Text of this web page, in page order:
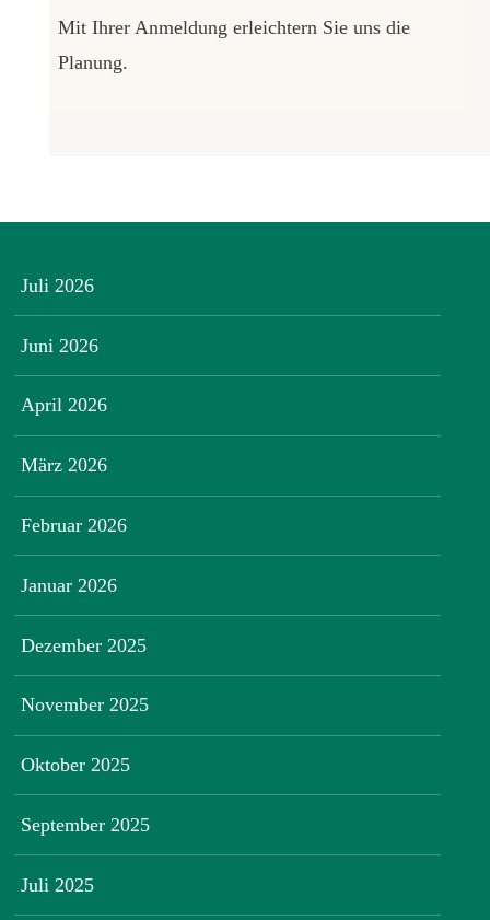
Mit Ihrer Anmeldung erleichtern Sie uns die
Planung.
Juli 2026
Juni 2026
April 2026
März 2026
Februar 2026
Januar 2026
Dezember 2025
November 2025
Oktober 2025
September 2025
Juli 2025